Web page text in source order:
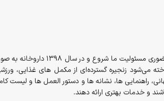
می‌شود زنجیره گسترده‌ای از مکمل های غذایی،
راهنمایی ها، نشانه ها و دستور العمل ها و لیست
و خدمات بهتری ارائه دهند.